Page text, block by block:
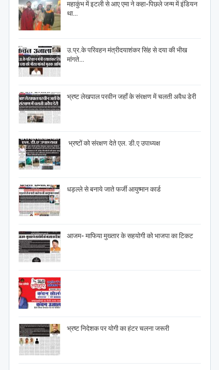
महाकुंभ में इटली से आए एमा ने कहा-पिछले जन्म में इंडियन
था…
उ.प्र.के परिवहन मंत्रीदयाशंकर सिंह से दया की भीख
मांगते…
भ्रष्ट लेखपाल परवीन जहाँ के संरक्षण में चलती अवैध डेरी
भ्रष्टों को संरक्षण देते एल. डी.ए उपाध्यक्ष
धड़ल्ले से बनाये जाते फर्जी आयुष्मान कार्ड
आजम- माफिया मुख्तार के सहयोगी को भाजपा का टिकट
भ्रष्ट निदेशक पर योगी का हंटर चलना जरूरी